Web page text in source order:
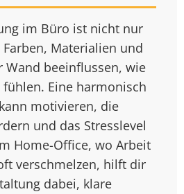
im Büro ist nicht nur
Materialien und
Wand beeinflussen, wie
Eine harmonisch
motivieren, die
und das Stresslevel
Home-Office, wo Arbeit
verschmelzen, hilft dir
dabei, klare